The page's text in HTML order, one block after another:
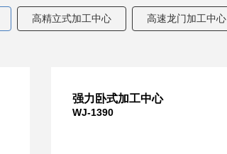
高精立式加工中心 高速龙门加工中心
强力卧式加工中心
WJ-1390